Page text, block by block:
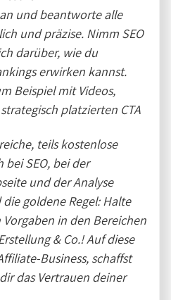
und beantworte alle
und präzise. Nimm SEO
darüber, wie du
erwirken kannst.
Beispiel mit Videos,
platzierten CTA
teils kostenlose
SEO, bei der
und der Analyse
goldene Regel: Halte
in den Bereichen
& Co.! Auf diese
Business, schaffst
das Vertrauen deiner